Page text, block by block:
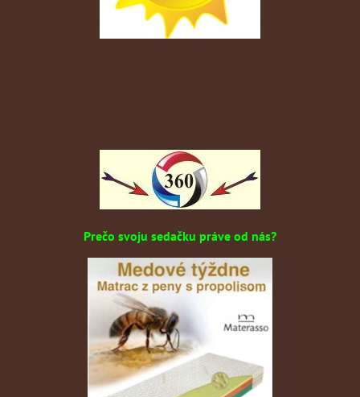
Prečo svoju sedačku práve od nás?